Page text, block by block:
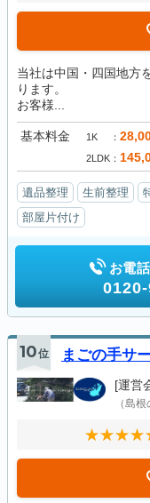
当社は中国・四国地方
ります。
お客様...
基本料金 1K
2LDK
遺品整理 生前整理
部屋片付け
お電
10位 まごの手サ
[運営
（島